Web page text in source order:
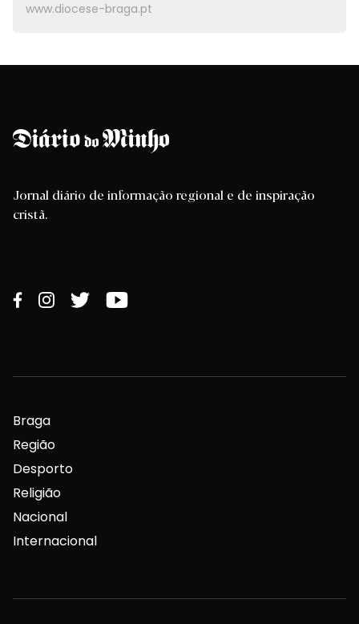
www.diocese-braga.pt
Jornal diário de informação regional e de inspiração
cristã.
Braga
Região
Desporto
Religião
Nacional
Internacional